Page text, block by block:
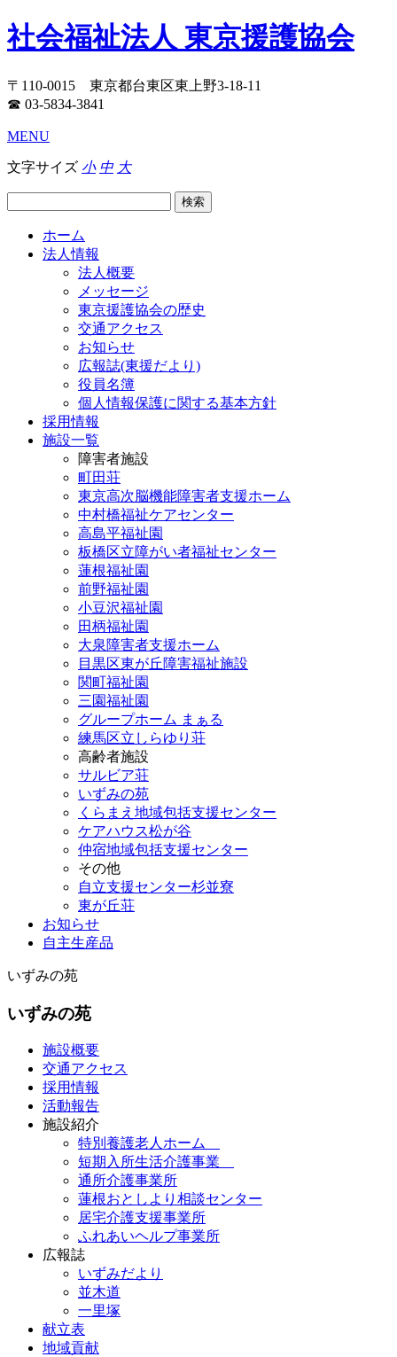
社会福祉法人 東京援護協会
〒110-0015 東京都台東区東上野3-18-11
☎ 03-5834-3841
MENU
文字サイズ 小 中 大
ホーム
法人情報
法人概要
メッセージ
東京援護協会の歴史
交通アクセス
お知らせ
広報誌(東援だより)
役員名簿
個人情報保護に関する基本方針
採用情報
施設一覧
障害者施設
町田荘
東京高次脳機能障害者支援ホーム
中村橋福祉ケアセンター
高島平福祉園
板橋区立障がい者福祉センター
蓮根福祉園
前野福祉園
小豆沢福祉園
田柄福祉園
大泉障害者支援ホーム
目黒区東が丘障害福祉施設
関町福祉園
三園福祉園
グループホーム まぁる
練馬区立しらゆり荘
高齢者施設
サルビア荘
いずみの苑
くらまえ地域包括支援センター
ケアハウス松が谷
仲宿地域包括支援センター
その他
自立支援センター杉並寮
東が丘荘
お知らせ
自主生産品
いずみの苑
いずみの苑
施設概要
交通アクセス
採用情報
活動報告
施設紹介
特別養護老人ホーム
短期入所生活介護事業
通所介護事業所
蓮根おとしより相談センター
居宅介護支援事業所
ふれあいヘルプ事業所
広報誌
いずみだより
並木道
一里塚
献立表
地域貢献